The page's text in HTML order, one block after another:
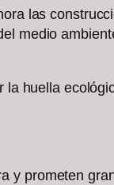
las
medio
huella
y prometen